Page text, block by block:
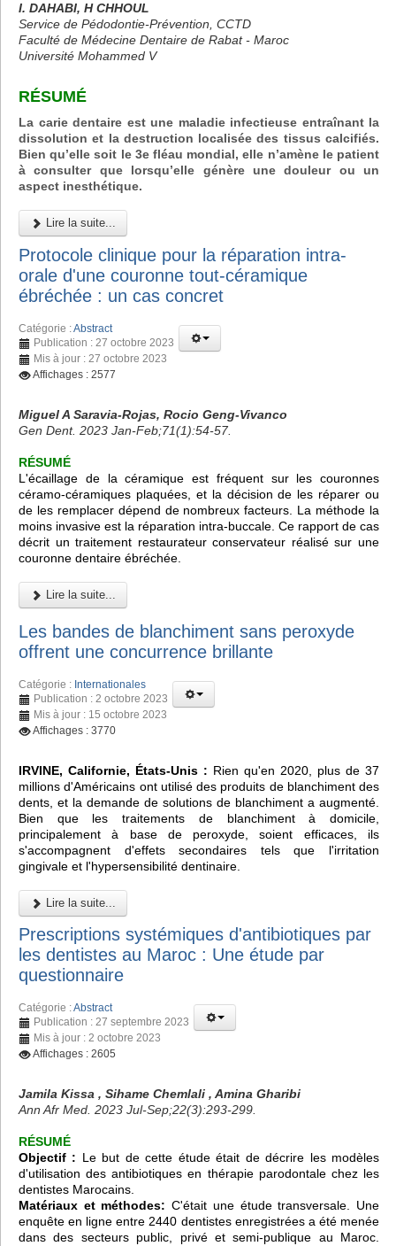
I. DAHABI, H CHHOUL
Service de Pédodontie-Prévention, CCTD
Faculté de Médecine Dentaire de Rabat - Maroc
Université Mohammed V
RÉSUMÉ
La carie dentaire est une maladie infectieuse entraînant la
dissolution et la destruction localisée des tissus calcifiés.
Bien qu’elle soit le 3e fléau mondial, elle n’amène le patient
à consulter que lorsqu’elle génère une douleur ou un
aspect inesthétique.
Lire la suite...
Protocole clinique pour la réparation intra-
orale d'une couronne tout-céramique
ébréchée : un cas concret
Catégorie :Abstract
Publication : 27 octobre 2023
Mis à jour : 27 octobre 2023
Affichages : 2577
Miguel A Saravia-Rojas, Rocio Geng-Vivanco
Gen Dent. 2023 Jan-Feb;71(1):54-57.
RÉSUMÉ
L'écaillage de la céramique est fréquent sur les couronnes
céramo-céramiques plaquées, et la décision de les réparer ou
de les remplacer dépend de nombreux facteurs. La méthode la
moins invasive est la réparation intra-buccale. Ce rapport de cas
décrit un traitement restaurateur conservateur réalisé sur une
couronne dentaire ébréchée.
Lire la suite...
Les bandes de blanchiment sans peroxyde
offrent une concurrence brillante
Catégorie : Internationales
Publication : 2 octobre 2023
Mis à jour : 15 octobre 2023
Affichages : 3770
IRVINE, Californie, États-Unis : Rien qu'en 2020, plus de 37
millions d'Américains ont utilisé des produits de blanchiment des
dents, et la demande de solutions de blanchiment a augmenté.
Bien que les traitements de blanchiment à domicile,
principalement à base de peroxyde, soient efficaces, ils
s'accompagnent d'effets secondaires tels que l'irritation
gingivale et l'hypersensibilité dentinaire.
Lire la suite...
Prescriptions systémiques d'antibiotiques par
les dentistes au Maroc : Une étude par
questionnaire
Catégorie :Abstract
Publication : 27 septembre 2023
Mis à jour : 2 octobre 2023
Affichages : 2605
Jamila Kissa , Sihame Chemlali , Amina Gharibi
Ann Afr Med. 2023 Jul-Sep;22(3):293-299.
RÉSUMÉ
Objectif : Le but de cette étude était de décrire les modèles
d'utilisation des antibiotiques en thérapie parodontale chez les
dentistes Marocains.
Matériaux et méthodes: C'était une étude transversale. Une
enquête en ligne entre 2440 dentistes enregistrées a été menée
dans des secteurs public, privé et semi-publique au Maroc.